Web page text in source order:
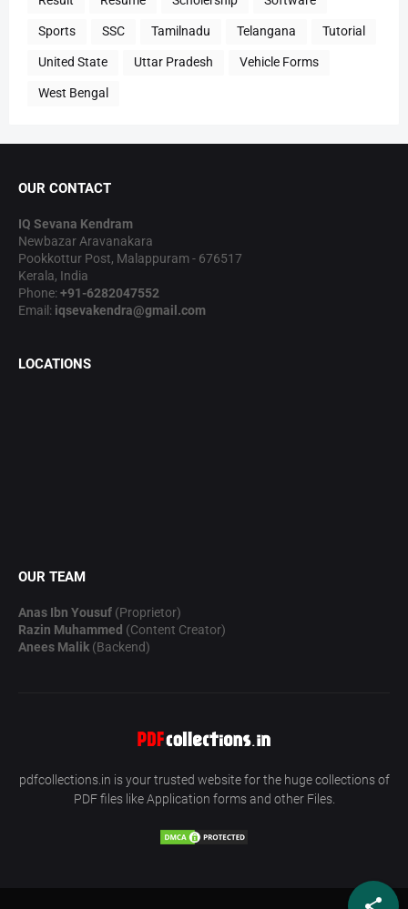
Sports SSC Tamilnadu Telangana Tutorial
United State Uttar Pradesh Vehicle Forms
West Bengal
OUR CONTACT
IQ Sevana Kendram
Newbazar Aravanakara
Pookkottur Post, Malappuram - 676517
Kerala, India
Phone:+91-6282047552
Email: iqsevakendra@gmail.com
LOCATIONS
OUR TEAM
Anas Ibn Yousuf (Proprietor)
Razin Muhammed (Content Creator)
Anees Malik (Backend)
pdfcollections.in is your trusted website for the huge collections of
PDF files like Application forms and other Files.